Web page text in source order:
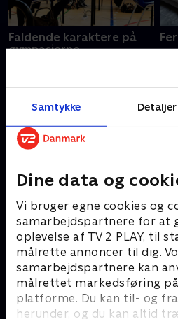
Samtykke Detaljer
Dine data og
Vi bruger egne cookies og
samarbejdspartnere for at
oplevelse af TV 2 PLAY, til
målrette annoncer til dig.
samarbejdspartnere kan
målrettet markedsføring
platforme. Du kan til- og
herunder, og du kan altid
Faldende karaktere på
gymnasierne
eksamenskarakterer, skriver
26. juni 2026 • 114 min
25.